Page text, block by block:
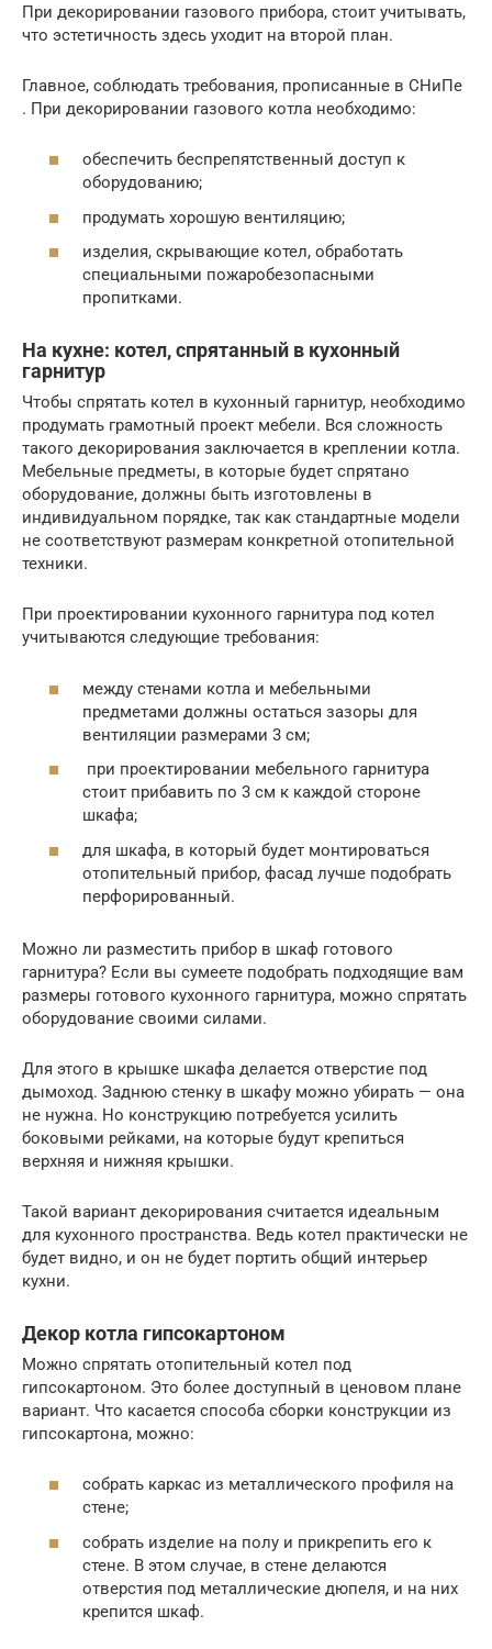
При декорировании газового прибора, стоит учитывать,
что эстетичность здесь уходит на второй план.
Главное, соблюдать требования, прописанные в СНиПе
. При декорировании газового котла необходимо:
обеспечить беспрепятственный доступ к
оборудованию;
продумать хорошую вентиляцию;
изделия, скрывающие котел, обработать
специальными пожаробезопасными
пропитками.
На кухне: котел, спрятанный в кухонный
гарнитур
Чтобы спрятать котел в кухонный гарнитур, необходимо
продумать грамотный проект мебели. Вся сложность
такого декорирования заключается в креплении котла.
Мебельные предметы, в которые будет спрятано
оборудование, должны быть изготовлены в
индивидуальном порядке, так как стандартные модели
не соответствуют размерам конкретной отопительной
техники.
При проектировании кухонного гарнитура под котел
учитываются следующие требования:
между стенами котла и мебельными
предметами должны остаться зазоры для
вентиляции размерами 3 см;
при проектировании мебельного гарнитура
стоит прибавить по 3 см к каждой стороне
шкафа;
для шкафа, в который будет монтироваться
отопительный прибор, фасад лучше подобрать
перфорированный.
Можно ли разместить прибор в шкаф готового
гарнитура? Если вы сумеете подобрать подходящие вам
размеры готового кухонного гарнитура, можно спрятать
оборудование своими силами.
Для этого в крышке шкафа делается отверстие под
дымоход. Заднюю стенку в шкафу можно убирать — она
не нужна. Но конструкцию потребуется усилить
боковыми рейками, на которые будут крепиться
верхняя и нижняя крышки.
Такой вариант декорирования считается идеальным
для кухонного пространства. Ведь котел практически не
будет видно, и он не будет портить общий интерьер
кухни.
Декор котла гипсокартоном
Можно спрятать отопительный котел под
гипсокартоном. Это более доступный в ценовом плане
вариант. Что касается способа сборки конструкции из
гипсокартона, можно:
собрать каркас из металлического профиля на
стене;
собрать изделие на полу и прикрепить его к
стене. В этом случае, в стене делаются
отверстия под металлические дюпеля, и на них
крепится шкаф.